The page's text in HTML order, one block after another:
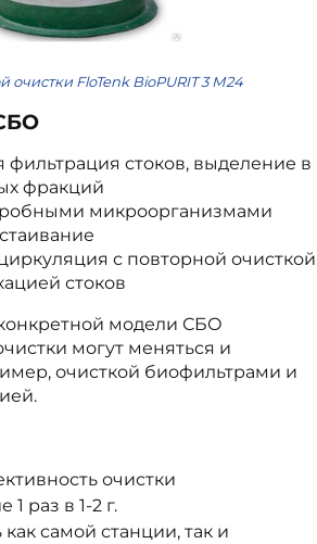
очистки FloTenk BioPURIT 3 М24
фильтрация стоков, выделение в
фракций
микроорганизмами
с повторной очисткой
стоков
модели СБО
могут меняться и
очисткой биофильтрами и
очистки
раз в 1-2 г.
самой станции, так и